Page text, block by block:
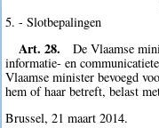
5. - Slotbepalingen
Art. 28.
De Vlaamse
informatie- en
Vlaamse minister bevoegd
hem of haar betreft, belast
Brussel, 21 maart 2014.